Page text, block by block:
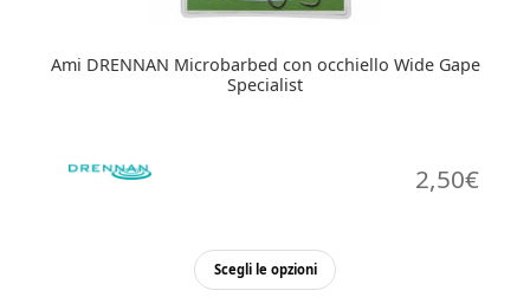
del
Ami DRENNAN Microbarbed con occhiello Wide Gape
Specialist
2,50€
Scegli le opzioni
Questo